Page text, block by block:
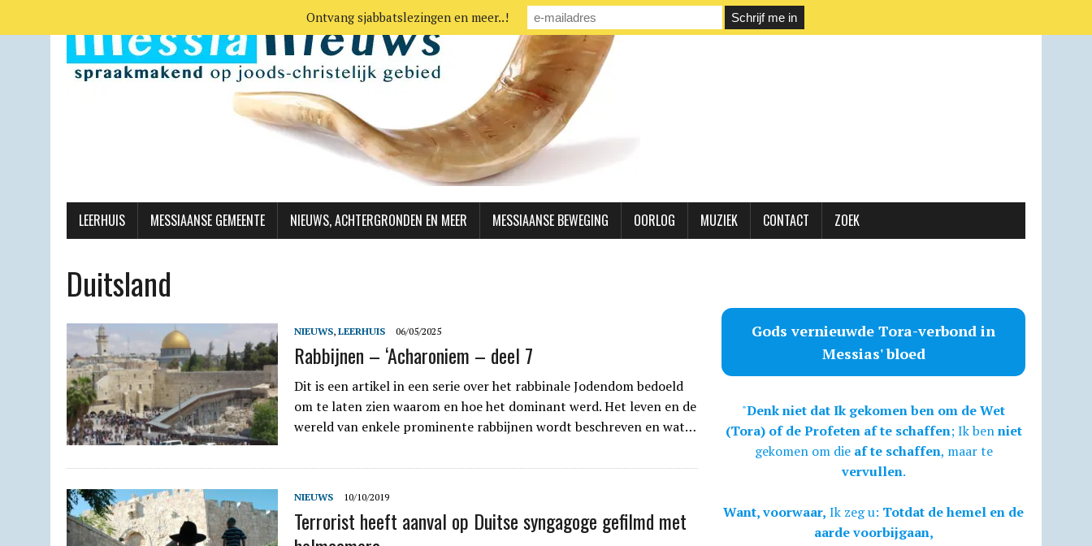
LEERHUIS MESSIAANSE GEMEENTE NIEUWS, ACHTERGRONDEN EN MEER MESSIAANSE BEWEGING OORLOG MUZIEK CONTACT ZOEK
Duitsland
NIEUWS, LEERHUIS 06/05/2025
Rabbijnen – ‘Acharoniem – deel 7
Dit is een artikel in een serie over het rabbinale Jodendom bedoeld
om te laten zien waarom en hoe het dominant werd. Het leven en de
wereld van enkele prominente rabbijnen wordt beschreven en wat…
NIEUWS 10/10/2019
Terrorist heeft aanval op Duitse syngagoge gefilmd met
Gods vernieuwde Tora-verbond in
Messias' bloed
"Denk niet dat Ik gekomen ben om de Wet
(Tora) of de Profeten af te schaffen; Ik benniet
gekomen om die af te schaffen, maar te
vervullen.
Want, voorwaar, Ik zeg u: Totdat de hemel en de
aarde voorbijgaan,
Ontvang sjabbatslezingen en meer..!